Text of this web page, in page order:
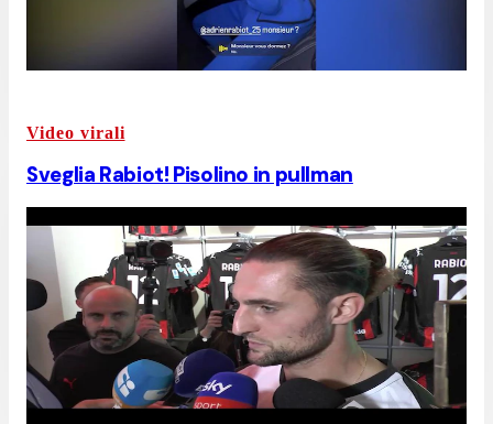
Video virali
Sveglia Rabiot! Pisolino in pullman